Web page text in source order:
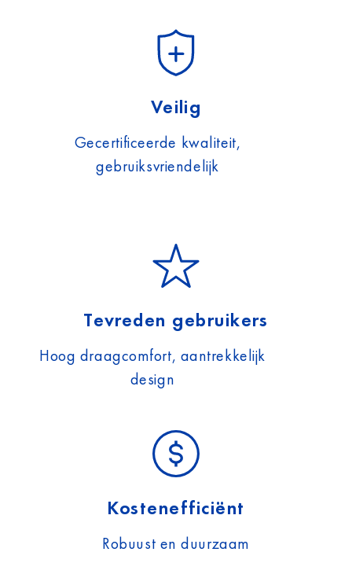
Veilig
Gecertificeerde kwaliteit,
gebruiksvriendelijk
Tevreden gebruikers
Hoog draagcomfort, aantrekkelijk
design
Kostenefficiënt
Robuust en duurzaam